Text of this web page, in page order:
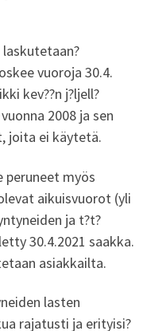
vuoroja 30.4.
kev??n j?ljell?
2008 ja sen
joita ei käytetä.
myös
aikuisvuorot (yli
ja t?t?
30.4.2021 saakka.
asiakkailta.
lasten
rajatusti ja erityisi?